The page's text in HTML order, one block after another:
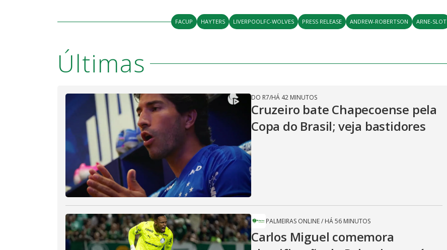
FACUP HAYTERS LIVERPOOLFC-WOLVES PRESS RELEASE ANDREW-ROBERTSON ARNE-SLOT
Últimas
DO R7/HÁ 42 MINUTOS
Cruzeiro bate Chapecoense pela
Copa do Brasil; veja bastidores
PALMEIRAS ONLINE/ HÁ 56 MINUTOS
Carlos Miguel comemora